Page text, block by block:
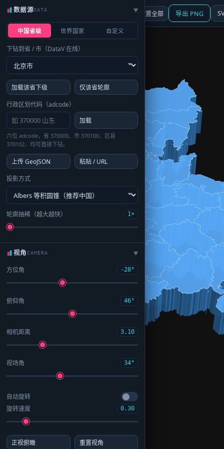
☰ 面板 地图 重置全部 导出 PNG
数据源DATA ▶
中国省级 世界国家 自定义
下钻到省 / 市（DataV 在线）
加载该省下级
仅该省轮廓
行政区划代码（adcode）
加载
六位 adcode，省 370000、市 370100、区县
370102，均可直接下钻。
上传 GeoJSON
粘贴 / URL
投影方式
轮廓抽稀（越大越快） 1×
视角CAMERA ▶
方位角 -28°
俯仰角 46°
相机距离 3.10
视场角 34°
自动旋转
旋转速度
0.30
正视俯瞰 重置视角